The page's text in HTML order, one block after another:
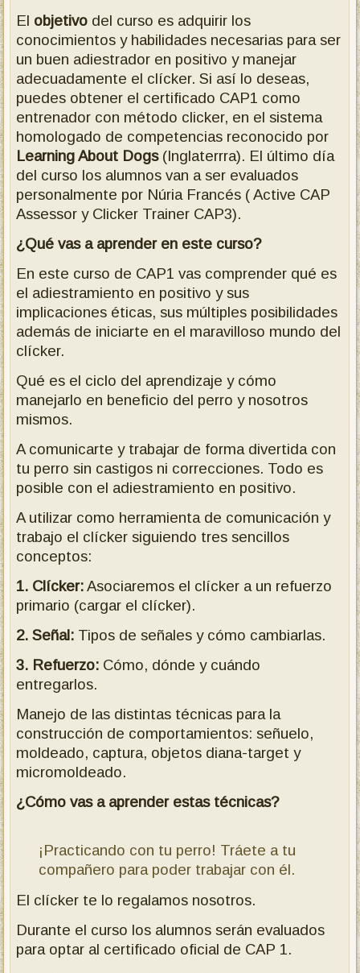
El objetivo del curso es adquirir los
conocimientos y habilidades necesarias para ser
un buen adiestrador en positivo y manejar
adecuadamente el clícker. Si así lo deseas,
puedes obtener el certificado CAP1 como
entrenador con método clicker, en el sistema
homologado de competencias reconocido por
Learning About Dogs(Inglaterrra). El último día
del curso los alumnos van a ser evaluados
personalmente por Núria Francés ( Active CAP
Assessor y Clicker Trainer CAP3).
¿Qué vas a aprender en este curso?
En este curso de CAP1 vas comprender qué es
el adiestramiento en positivo y sus
implicaciones éticas, sus múltiples posibilidades
además de iniciarte en el maravilloso mundo del
clícker.
Qué es el ciclo del aprendizaje y cómo
manejarlo en beneficio del perro y nosotros
mismos.
A comunicarte y trabajar de forma divertida con
tu perro sin castigos ni correcciones. Todo es
posible con el adiestramiento en positivo.
A utilizar como herramienta de comunicación y
trabajo el clícker siguiendo tres sencillos
conceptos:
1. Clícker:Asociaremos el clícker a un refuerzo
primario (cargar el clícker).
2. Señal: Tipos de señales y cómo cambiarlas.
3. Refuerzo: Cómo, dónde y cuándo
entregarlos.
Manejo de las distintas técnicas para la
construcción de comportamientos: señuelo,
moldeado, captura, objetos diana-target y
micromoldeado.
¿Cómo vas a aprender estas técnicas?
¡Practicando con tu perro! Tráete a tu
compañero para poder trabajar con él.
El clícker te lo regalamos nosotros.
Durante el curso los alumnos serán evaluados
para optar al certificado oficial de CAP 1.